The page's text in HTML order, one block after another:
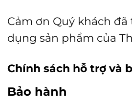
Cảm ơn Quý khách
dụng sản phẩm của
Chính sách hỗ trợ và
Bảo hành